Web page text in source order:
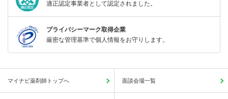
適正認定事業者として認定されました。
プライバシーマーク取得企業
厳密な管理基準で個人情報をお守りします。
マイナビ薬剤師トップへ 面談会場一覧